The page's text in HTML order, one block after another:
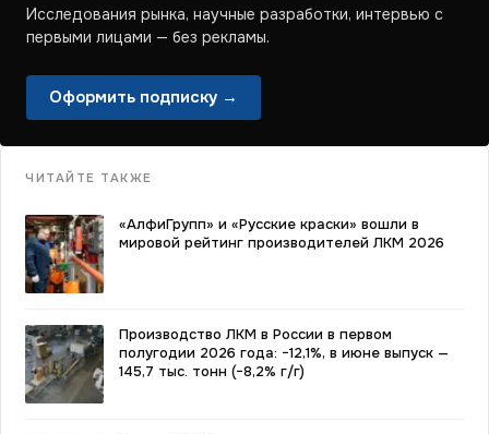
Исследования рынка, научные разработки, интервью с
первыми лицами — без рекламы.
Оформить подписку →
ЧИТАЙТЕ ТАКЖЕ
«АлфиГрупп» и «Русские краски» вошли в
мировой рейтинг производителей ЛКМ 2026
Производство ЛКМ в России в первом
полугодии 2026 года: −12,1%, в июне выпуск —
145,7 тыс. тонн (−8,2% г/г)